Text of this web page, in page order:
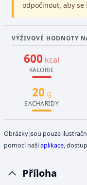
odpočinout, aby se
VÝŽIVOVÉ HODNOTY
600 kcal
KALORIE
20g
SACHARIDY
Obrázky jsou pouze
pomocí našíaplikace,
Příloha